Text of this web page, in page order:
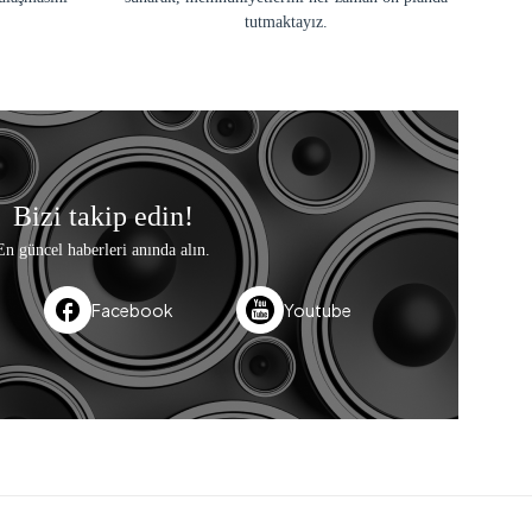
tutmaktayız.
Bizi takip edin!
güncel haberleri anında alın.
Facebook Youtube